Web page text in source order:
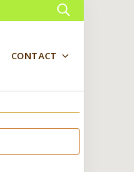
CONTACT